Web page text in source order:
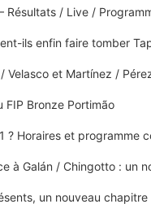
Résultats / Live /
ils enfin faire tomber
Velasco et Martínez /
FIP Bronze Portimão
? Horaires et programme
à Galán / Chingotto : un
un nouveau